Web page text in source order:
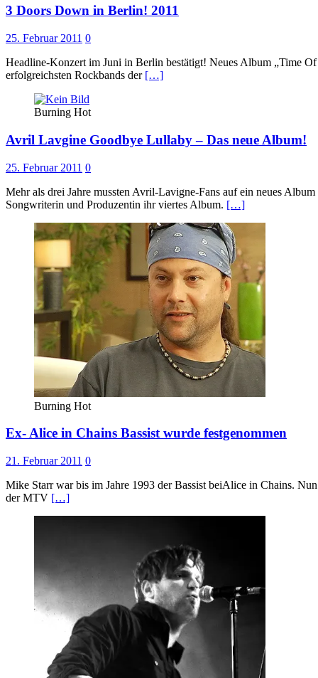
3 Doors Down in Berlin! 2011
25. Februar 2011 0
Headline-Konzert im Juni in Berlin bestätigt! Neues Album „Time
erfolgreichsten Rockbands der […]
Burning Hot
Avril Lavgine Goodbye Lullaby – Das neue Album!
25. Februar 2011 0
Mehr als drei Jahre mussten Avril-Lavigne-Fans auf ein neues
Songwriterin und Produzentin ihr viertes Album. […]
Burning Hot
Ex- Alice in Chains Bassist wurde festgenommen
21. Februar 2011 0
Mike Starr war bis im Jahre 1993 der Bassist beiAlice in Chains.
der MTV […]